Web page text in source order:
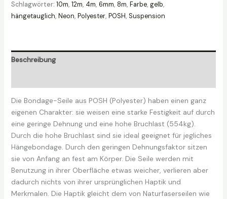
Versand)
Menge
Schlagwörter: 10m, 12m, 4m, 6mm, 8m, Farbe, gelb,
hängetauglich, Neon, Polyester, POSH, Suspension
Beschreibung
Die Bondage-Seile aus POSH (Polyester) haben einen ganz
eigenen Charakter: sie weisen eine starke Festigkeit auf durch
eine geringe Dehnung und eine hohe Bruchlast (554kg).
Durch die hohe Bruchlast sind sie ideal geeignet für jegliches
Hängebondage. Durch den geringen Dehnungsfaktor sitzen
sie von Anfang an fest am Körper. Die Seile werden mit
Benutzung in ihrer Oberfläche etwas weicher, verlieren aber
dadurch nichts von ihrer ursprünglichen Haptik und
Merkmalen. Die Haptik gleicht dem von Naturfaserseilen wie